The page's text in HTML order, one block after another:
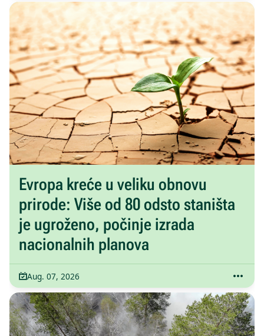
Evropa kreće u veliku obnovu
prirode: Više od 80 odsto staništa
je ugroženo, počinje izrada
nacionalnih planova
Aug. 07, 2026